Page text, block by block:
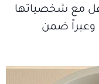
مع شخصياتها
وعبراً ضمن